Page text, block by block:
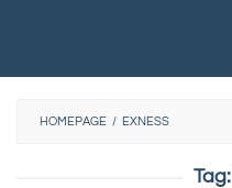
HOMEPAGE / EXNESS
Tag: